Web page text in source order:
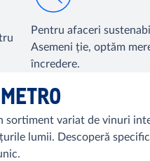
Pentru afaceri
Asemeni ție, optăm
încredere.
sortiment variat de vinuri
lumii. Descoperă